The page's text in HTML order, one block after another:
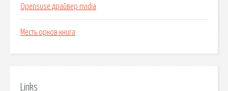
Opensuse драйвер nvidia
Месть орков книга
Links